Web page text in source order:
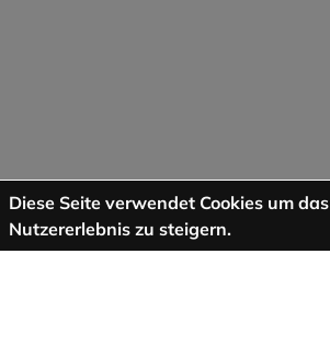
Diese Seite verwendet Cookies um das
Nutzererlebnis zu steigern.